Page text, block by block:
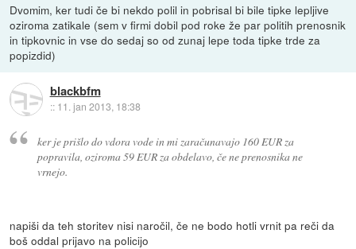
Dvomim, ker tudi če bi nekdo polil in pobrisal bi bile tipke lepljive
oziroma zatikale (sem v firmi dobil pod roke že par politih prenosnik
in tipkovnic in vse do sedaj so od zunaj lepe toda tipke trde za
popizdid)
blackbfm
:: 11. jan 2013, 18:38
ker je prišlo do vdora vode in mi zaračunavajo 160 EUR za
popravila, oziroma 59 EUR za obdelavo, če ne prenosnika ne
vrnejo.
napiši da teh storitev nisi naročil, če ne bodo hotli vrnit pa reči da
boš oddal prijavo na policijo